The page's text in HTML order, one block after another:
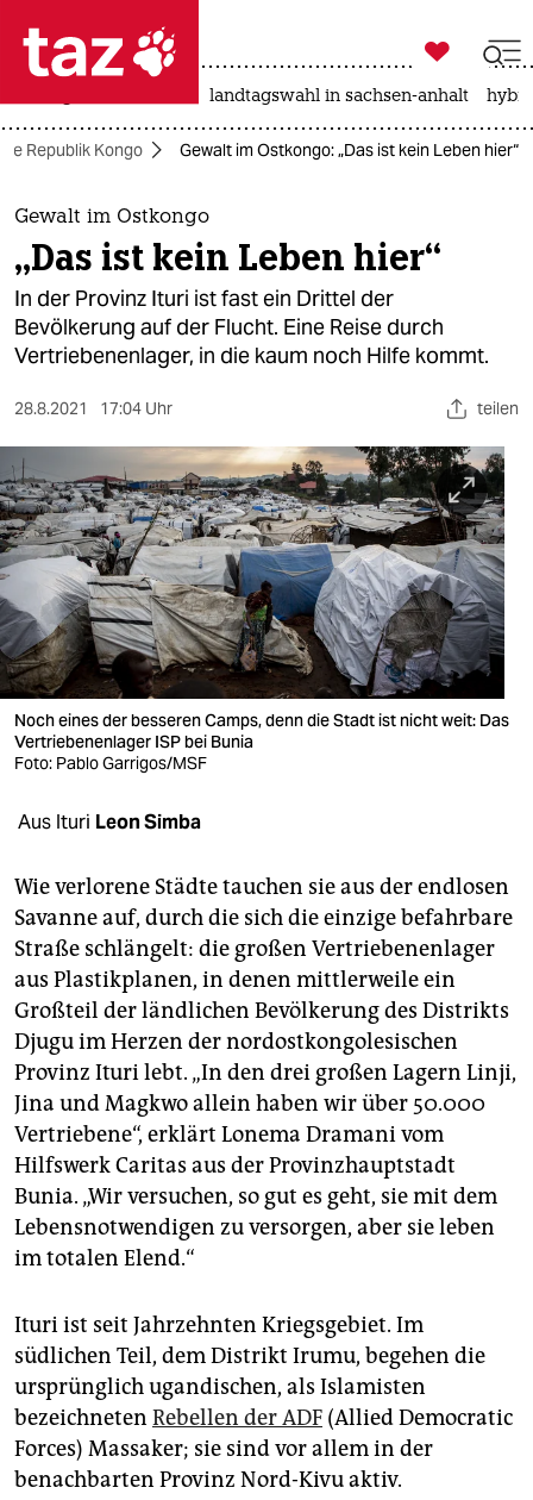
 taz zahl ich
taz zahl ich
themen
politik
öko
sport
berlin
nord
wahrheit
verlag
verlag
shop
fragen & hilfe
unterstützen
abo
genossenschaft
epaper login

taz zahl ich
landtagswahl in sachsen-anhalt
Republik Kongo Gewalt im Ostkongo: „Das ist kein Leben hier“
Gewalt im Ostkongo
„Das ist kein Leben hier“
In der Provinz Ituri ist fast ein Drittel der
Bevölkerung auf der Flucht. Eine Reise durch
Vertriebenenlager, in die kaum noch Hilfe kommt.
28.8.2021 17:04 Uhr teilen
Noch eines der besseren Camps, denn die Stadt ist nicht weit: Das
Vertriebenenlager ISP bei Bunia
Foto: Pablo Garrigos/MSF
Aus Ituri Leon Simba
Wie verlorene Städte tauchen sie aus der endlosen
Savanne auf, durch die sich die einzige befahrbare
Straße schlängelt: die großen Vertriebenenlager
aus Plastikplanen, in denen mittlerweile ein
Großteil der ländlichen Bevölkerung des Distrikts
Djugu im Herzen der nordostkongolesischen
Provinz Ituri lebt. „In den drei großen Lagern Linji,
Jina und Magkwo allein haben wir über 50.000
Vertriebene“, erklärt Lonema Dramani vom
Hilfswerk Caritas aus der Provinzhauptstadt
Bunia. „Wir versuchen, so gut es geht, sie mit dem
Lebensnotwendigen zu versorgen, aber sie leben
im totalen Elend.“
Ituri ist seit Jahrzehnten Kriegsgebiet. Im
südlichen Teil, dem Distrikt Irumu, begehen die
ursprünglich ugandischen, als Islamisten
bezeichneten Rebellen der ADF (Allied Democratic
Forces) Massaker; sie sind vor allem in der
benachbarten Provinz Nord-Kivu aktiv.